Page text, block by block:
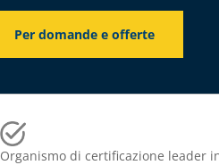
Per domande e offerte
Organismo di certificazione leader